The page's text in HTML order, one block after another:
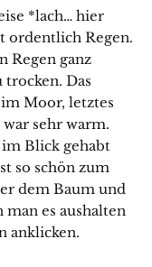
*lach… hier
ordentlich Regen.
Regen ganz
Das
Moor, letztes
sehr warm.
Blick gehabt
so schön zum
dem Baum und
es aushalten
anklicken.